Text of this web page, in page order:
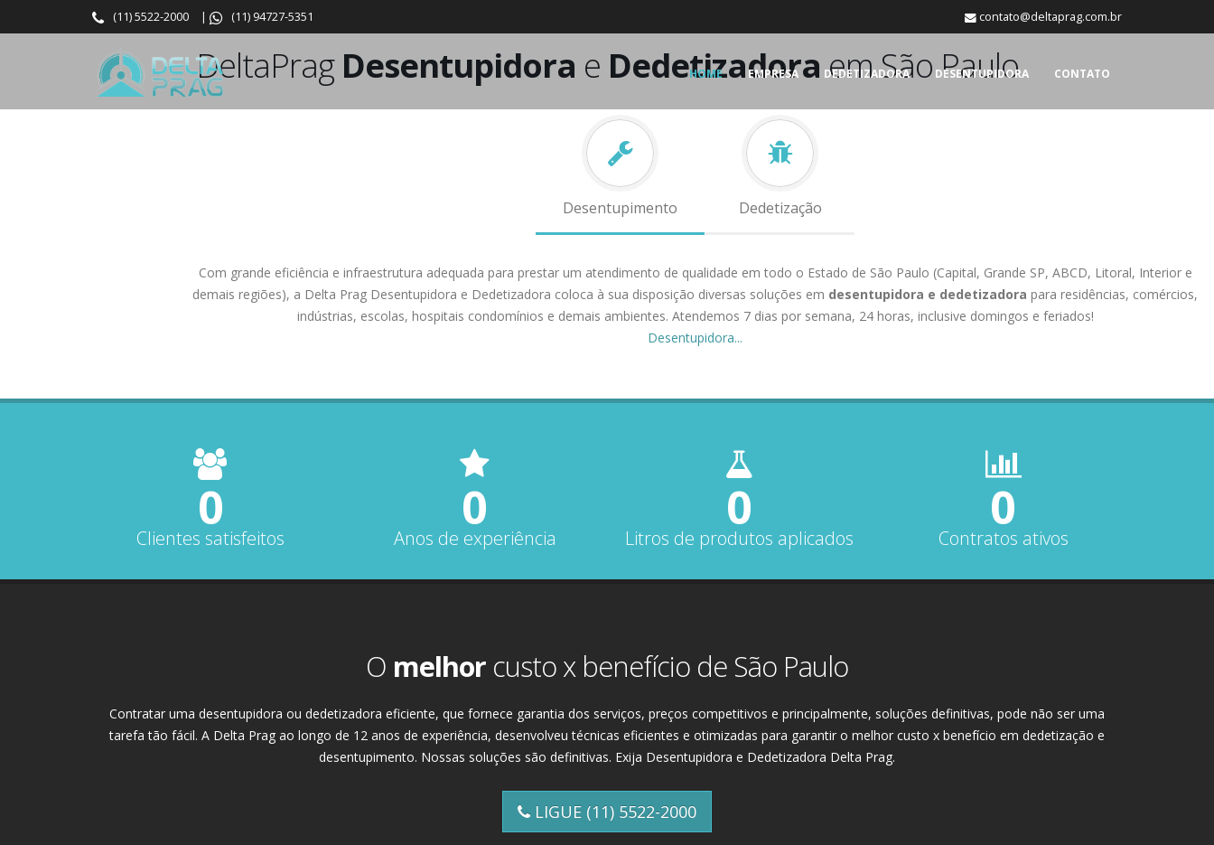
(11) 5522-2000 | (11) 94727-5351 contato@deltaprag.com.br
HOME EMPRESA DEDETIZADORA DESENTUPIDORA CONTATO
DeltaPrag Desentupidora e Dedetizadoraem São Paulo
Desentupimento Dedetização
Com grande eficiência e infraestrutura adequada para prestar um atendimento de qualidade em todo o Estado de São Paulo (Capital, Grande SP, ABCD, Litoral, Interior e
demais regiões), a Delta Prag Desentupidora e Dedetizadora coloca à sua disposição diversas soluções em desentupidora e dedetizadora para residências, comércios,
indústrias, escolas, hospitais condomínios e demais ambientes. Atendemos 7 dias por semana, 24 horas, inclusive domingos e feriados!
Desentupidora...
0
Clientes satisfeitos
0
Anos de experiência
0
Litros de produtos aplicados
0
Contratos ativos
O melhor custo x benefício de São Paulo
Contratar uma desentupidora ou dedetizadora eficiente, que fornece garantia dos serviços, preços competitivos e principalmente, soluções definitivas, pode não ser uma
tarefa tão fácil. A Delta Prag ao longo de 12 anos de experiência, desenvolveu técnicas eficientes e otimizadas para garantir o melhor custo x benefício em dedetização e
desentupimento. Nossas soluções são definitivas. Exija Desentupidora e Dedetizadora Delta Prag.
LIGUE (11) 5522-2000